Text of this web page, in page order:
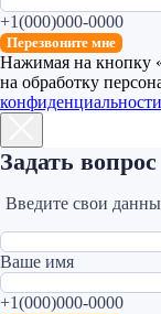
+1(000)000-0000
Перезвоните мне
Нажимая на кнопку
на обработку
конфиденциальности
Задать вопрос
Введите свои
Ваше имя
+1(000)000-0000